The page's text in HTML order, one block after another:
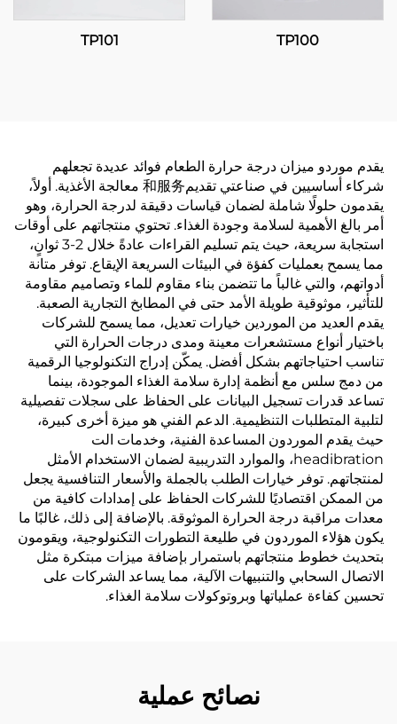
TP100
TP101
يقدم موردو ميزان درجة حرارة الطعام فوائد عديدة تجعلهم
شركاء أساسيين في صناعتي تقديم和服务 معالجة الأغذية. أولاً،
يقدمون حلولًا شاملة لضمان قياسات دقيقة لدرجة الحرارة، وهو
أمر بالغ الأهمية لسلامة وجودة الغذاء. تحتوي منتجاتهم على أوقات
استجابة سريعة، حيث يتم تسليم القراءات عادةً خلال 2-3 ثوانٍ،
مما يسمح بعمليات كفؤة في البيئات السريعة الإيقاع. توفر متانة
أدواتهم، والتي غالباً ما تتضمن بناء مقاوم للماء وتصاميم مقاومة
للتأثير، موثوقية طويلة الأمد حتى في المطابخ التجارية الصعبة.
يقدم العديد من الموردين خيارات تعديل، مما يسمح للشركات
باختيار أنواع مستشعرات معينة ومدى درجات الحرارة التي
تناسب احتياجاتهم بشكل أفضل. يمكّن إدراج التكنولوجيا الرقمية
من دمج سلس مع أنظمة إدارة سلامة الغذاء الموجودة، بينما
تساعد قدرات تسجيل البيانات على الحفاظ على سجلات تفصيلية
لتلبية المتطلبات التنظيمية. الدعم الفني هو ميزة أخرى كبيرة،
حيث يقدم الموردون المساعدة الفنية، وخدمات الت
headibration، والموارد التدريبية لضمان الاستخدام الأمثل
لمنتجاتهم. توفر خيارات الطلب بالجملة والأسعار التنافسية يجعل
من الممكن اقتصاديًا للشركات الحفاظ على إمدادات كافية من
معدات مراقبة درجة الحرارة الموثوقة. بالإضافة إلى ذلك، غالبًا ما
يكون هؤلاء الموردون في طليعة التطورات التكنولوجية، ويقومون
بتحديث خطوط منتجاتهم باستمرار بإضافة ميزات مبتكرة مثل
الاتصال السحابي والتنبيهات الآلية، مما يساعد الشركات على
تحسين كفاءة عملياتها وبروتوكولات سلامة الغذاء.
نصائح عملية